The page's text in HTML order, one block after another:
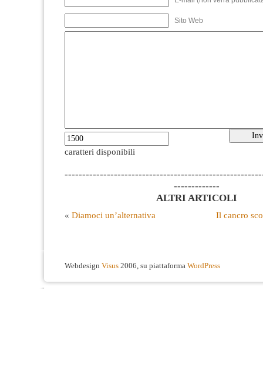
Sito Web
caratteri disponibili
-------------
ALTRI ARTICOLI
« Diamoci un’alternativa Il cancro
Webdesign Visus 2006, su piattaforma WordPress